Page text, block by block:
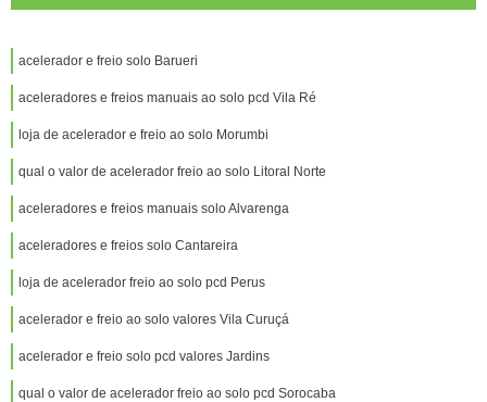
acelerador e freio solo Barueri
aceleradores e freios manuais ao solo pcd Vila Ré
loja de acelerador e freio ao solo Morumbi
qual o valor de acelerador freio ao solo Litoral Norte
aceleradores e freios manuais solo Alvarenga
aceleradores e freios solo Cantareira
loja de acelerador freio ao solo pcd Perus
acelerador e freio ao solo valores Vila Curuçá
acelerador e freio solo pcd valores Jardins
qual o valor de acelerador freio ao solo pcd Sorocaba